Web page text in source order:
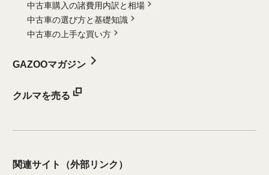
中古車購入の諸費用内訳と相場
中古車の選び方と基礎知識
中古車の上手な買い方
GAZOOマガジン
クルマを売る
関連サイト （外部リンク）